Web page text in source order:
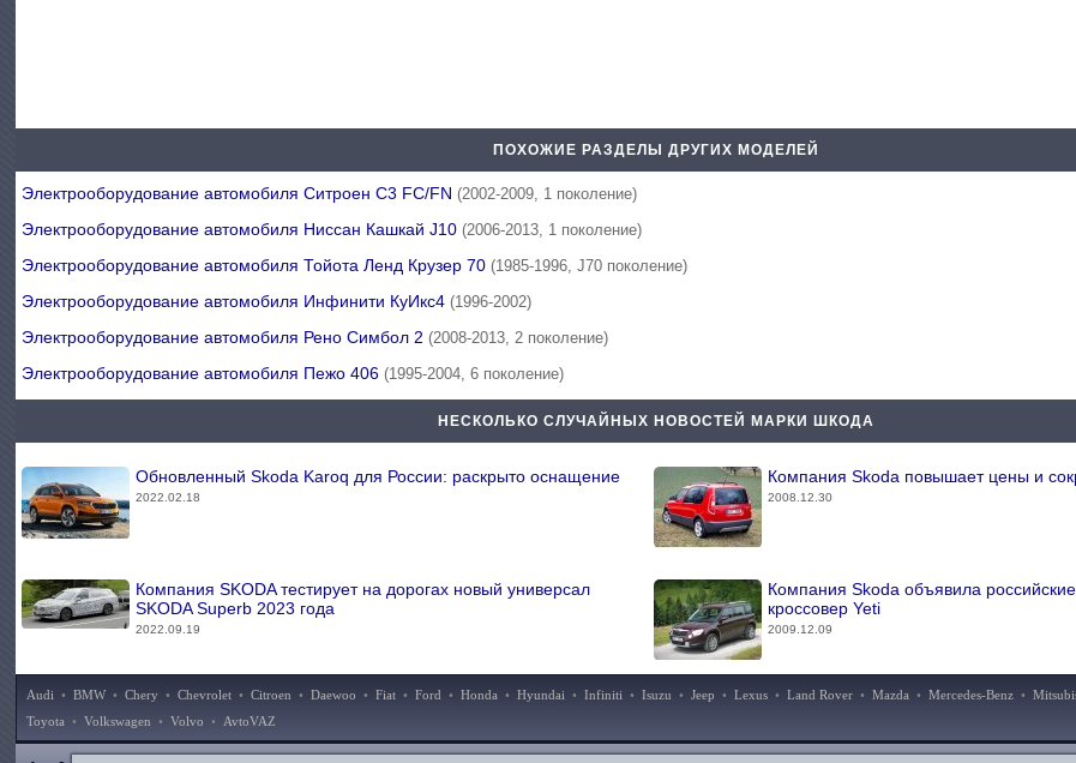
ПОХОЖИЕ РАЗДЕЛЫ ДРУГИХ МОДЕЛЕЙ
Электрооборудование автомобиля Ситроен С3 FC/FN(2002-2009, 1 поколение)
Электрооборудование автомобиля Ниссан Кашкай J10(2006-2013, 1 поколение)
Электрооборудование автомобиля Тойота Ленд Крузер 70(1985-1996, J70 поколение)
Электрооборудование автомобиля Инфинити КуИкс4(1996-2002)
Электрооборудование автомобиля Рено Симбол 2(2008-2013, 2 поколение)
Электрооборудование автомобиля Пежо 406(1995-2004, 6 поколение)
НЕСКОЛЬКО СЛУЧАЙНЫХ НОВОСТЕЙ МАРКИ ШКОДА
Обновленный Skoda Karoq для России: раскрыто оснащение
2022.02.18
Компания Skoda повышает цены и
2008.12.30
Компания SKODA тестирует на дорогах новый универсал
SKODA Superb 2023 года
2022.09.19
Компания Skoda объявила
кроссовер Yeti
2009.12.09
Audi • BMW • Chery • Chevrolet • Citroen • Daewoo • Fiat • Ford • Honda • Hyundai • Infiniti • Isuzu • Jeep • Lexus • Land Rover • Mazda • Mercedes-Benz •
Toyota • Volkswagen • Volvo • AvtoVAZ